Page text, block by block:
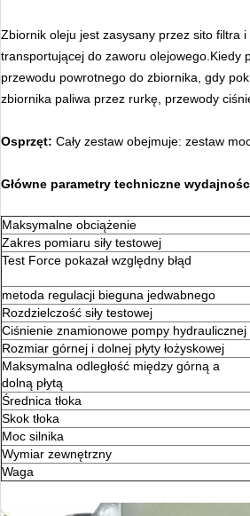
Zbiornik oleju jest zasysany przez sito filtra
transportującej do zaworu olejowego.Kiedy
przewodu powrotnego do zbiornika, gdy
zbiornika paliwa przez rurkę, przewody
Osprzęt: Cały zestaw obejmuje: zestaw
Główne parametry techniczne
Maksymalne obciążenie
Zakres pomiaru siły testowej
Test Force pokazał względny błąd
metoda regulacji bieguna jedwabnego
Rozdzielczość siły testowej
Ciśnienie znamionowe pompy hydraulicznej
Rozmiar górnej i dolnej płyty łożyskowej
Maksymalna odległość między górną a
dolną płytą
Średnica tłoka
Skok tłoka
Moc silnika
Wymiar zewnętrzny
Waga